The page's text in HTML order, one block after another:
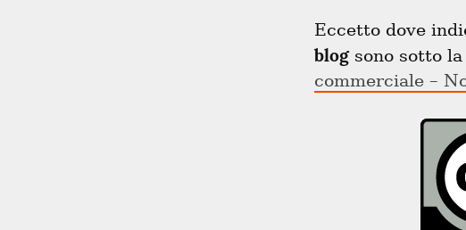
Eccetto dove
blog sono sotto la
commerciale –